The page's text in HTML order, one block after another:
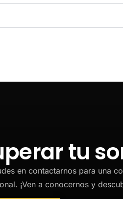
tu
en contactarnos para una
¡Ven a conocernos y